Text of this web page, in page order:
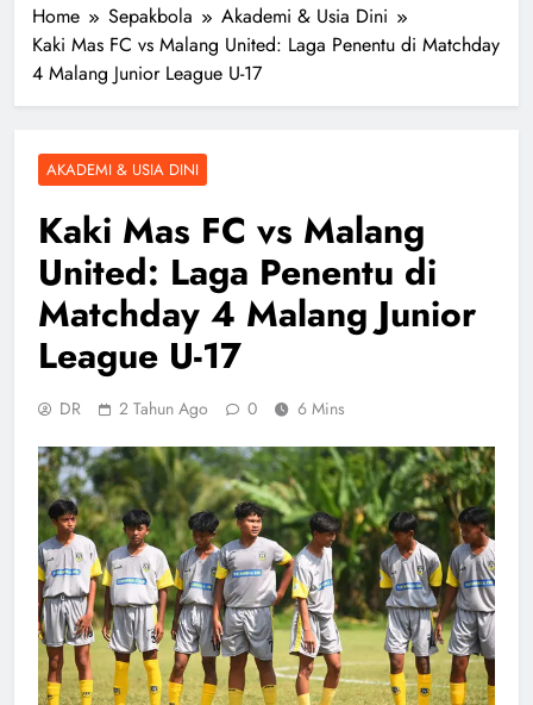
Home Sepakbola
Akademi & Usia Dini
Kaki Mas FC vs Malang United: Laga Penentu di Matchday
4 Malang Junior League U-17
AKADEMI & USIA DINI
Kaki Mas FC vs Malang
United: Laga Penentu di
Matchday 4 Malang Junior
League U-17
DR 2 Tahun Ago 0 6 Mins